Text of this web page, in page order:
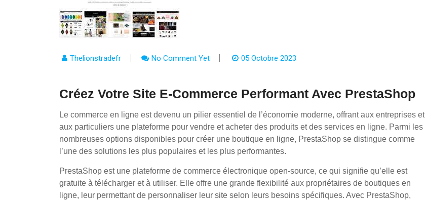
Thelionstradefr No Comment Yet 05 Octobre 2023
Créez Votre Site E-Commerce Performant Avec PrestaShop
Le commerce en ligne est devenu un pilier essentiel de l’économie moderne, offrant aux entreprises et
aux particuliers une plateforme pour vendre et acheter des produits et des services en ligne. Parmi les
nombreuses options disponibles pour créer une boutique en ligne, PrestaShop se distingue comme
l’une des solutions les plus populaires et les plus performantes.
PrestaShop est une plateforme de commerce électronique open-source, ce qui signifie qu’elle est
gratuite à télécharger et à utiliser. Elle offre une grande flexibilité aux propriétaires de boutiques en
ligne, leur permettant de personnaliser leur site selon leurs besoins spécifiques. Avec PrestaShop,